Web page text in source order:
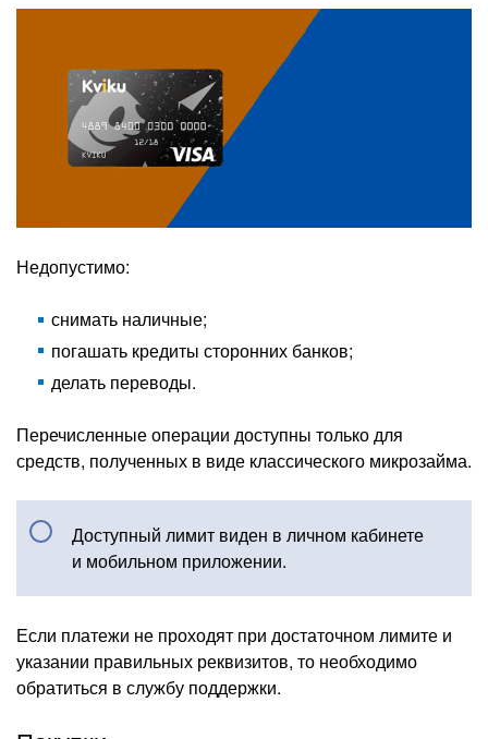
Недопустимо:
снимать наличные;
погашать кредиты сторонних банков;
делать переводы.
Перечисленные операции доступны только для
средств, полученных в виде классического микрозайма.
Доступный лимит виден в личном кабинете
и мобильном приложении.
Если платежи не проходят при достаточном лимите и
указании правильных реквизитов, то необходимо
обратиться в службу поддержки.